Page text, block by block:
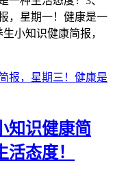
，星期一！健康是一
小知识健康简报，
知识健康简
态度！